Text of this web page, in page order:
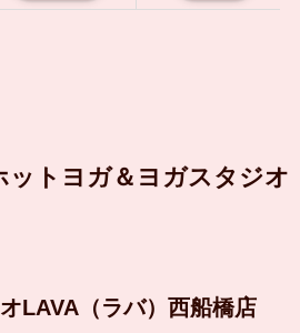
ットヨガ＆ヨガスタジオ
LAVA（ラバ）西船橋店